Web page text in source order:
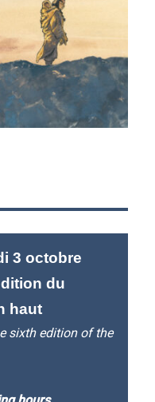
3 octobre
du
haut
sixth edition of the